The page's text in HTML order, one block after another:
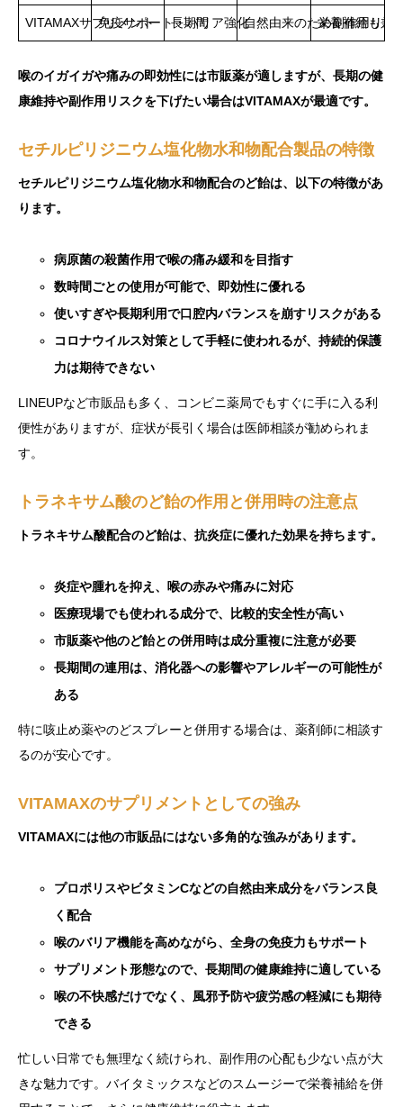
VITAMAXサプリメント免疫サポート・バリア強化
長期間 自然由来のため副作用リス
栄養補給も兼
喉のイガイガや痛みの即効性には市販薬が適しますが、長期の健
康維持や副作用リスクを下げたい場合はVITAMAXが最適です。
セチルピリジニウム塩化物水和物配合製品の特徴
セチルピリジニウム塩化物水和物配合のど飴は、以下の特徴があ
ります。
病原菌の殺菌作用で喉の痛み緩和を目指す
数時間ごとの使用が可能で、即効性に優れる
使いすぎや長期利用で口腔内バランスを崩すリスクがある
コロナウイルス対策として手軽に使われるが、持続的保護
力は期待できない
LINEUPなど市販品も多く、コンビニ薬局でもすぐに手に入る利
便性がありますが、症状が長引く場合は医師相談が勧められま
す。
トラネキサム酸のど飴の作用と併用時の注意点
トラネキサム酸配合のど飴は、抗炎症に優れた効果を持ちます。
炎症や腫れを抑え、喉の赤みや痛みに対応
医療現場でも使われる成分で、比較的安全性が高い
市販薬や他のど飴との併用時は成分重複に注意が必要
長期間の連用は、消化器への影響やアレルギーの可能性が
ある
特に咳止め薬やのどスプレーと併用する場合は、薬剤師に相談す
るのが安心です。
VITAMAXのサプリメントとしての強み
VITAMAXには他の市販品にはない多角的な強みがあります。
プロポリスやビタミンCなどの自然由来成分をバランス良
く配合
喉のバリア機能を高めながら、全身の免疫力もサポート
サプリメント形態なので、長期間の健康維持に適している
喉の不快感だけでなく、風邪予防や疲労感の軽減にも期待
できる
忙しい日常でも無理なく続けられ、副作用の心配も少ない点が大
きな魅力です。バイタミックスなどのスムージーで栄養補給を併